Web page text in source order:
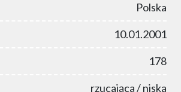
Polska
10.01.2001
178
rzucająca / niska